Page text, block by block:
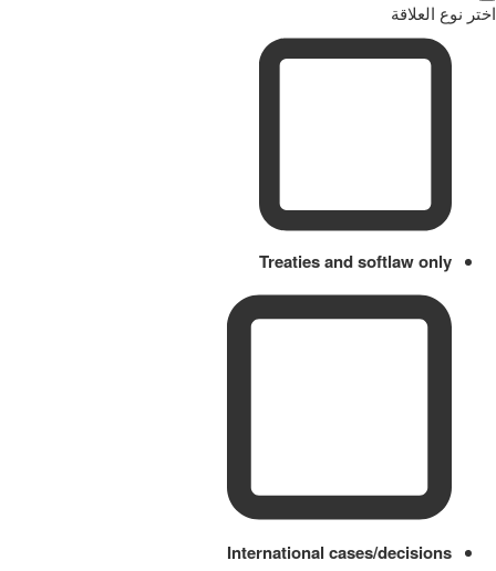
اختر نوع العلاقة
Treaties and softlaw only
International cases/decisions